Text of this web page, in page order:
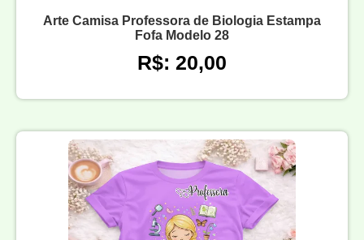
Arte Camisa Professora de Biologia Estampa
Fofa Modelo 28
R$: 20,00